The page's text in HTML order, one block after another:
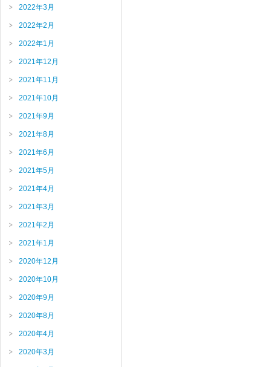
2022年3月
2022年2月
2022年1月
2021年12月
2021年11月
2021年10月
2021年9月
2021年8月
2021年6月
2021年5月
2021年4月
2021年3月
2021年2月
2021年1月
2020年12月
2020年10月
2020年9月
2020年8月
2020年4月
2020年3月